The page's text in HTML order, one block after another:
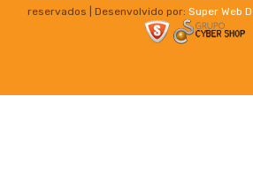
reservados | Desenvolvido por: Super Web